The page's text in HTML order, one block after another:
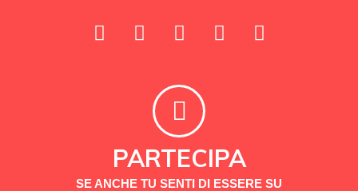
PARTECIPA
SE ANCHE TU SENTI DI ESSERE SU